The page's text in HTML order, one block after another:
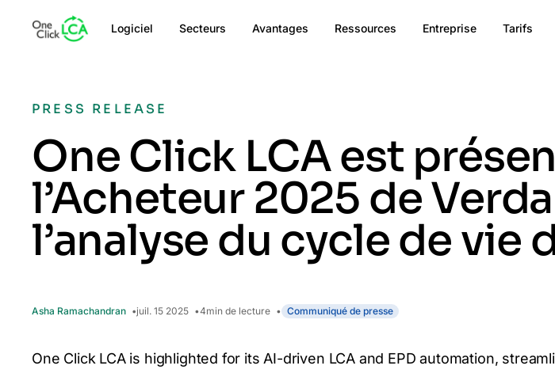
Logiciel Secteurs Avantages Ressources Entreprise Tarifs
PRESS RELEASE
One Click LCA est
l’Acheteur 2025 de
l’analyse du cycle de vie
Asha Ramachandran juil. 15 2025 4min de lecture Communiqué de presse
One Click LCA is highlighted for its AI-driven LCA and EPD automation,